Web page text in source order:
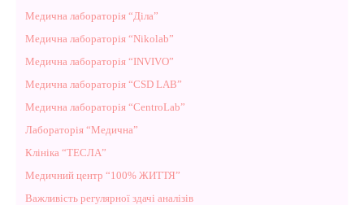
Медична лабораторія “Діла”
Медична лабораторія “Nikolab”
Медична лабораторія “INVIVO”
Медична лабораторія “CSD LAB”
Медична лабораторія “CentroLab”
Лабораторія “Медична”
Клініка “ТЕСЛА”
Медичний центр “100% ЖИТТЯ”
Важливість регулярної здачі аналізів